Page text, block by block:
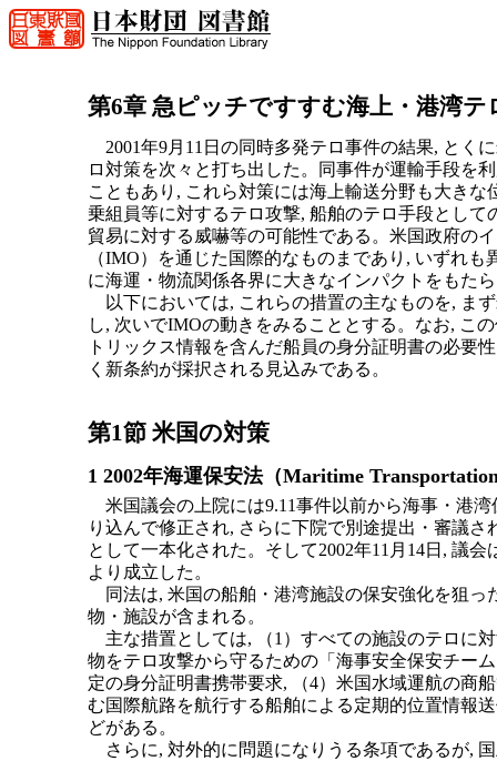
第6章 急ピッチですすむ海上・港湾テ
2001年9月11日の同時多発テロ事件の結果, とく
ロ対策を次々と打ち出した。同事件が運輸手段を
こともあり, これら対策には海上輸送分野も大き
乗組員等に対するテロ攻撃, 船舶のテロ手段とし
貿易に対する威嚇等の可能性である。米国政府の
（IMO）を通じた国際的なものまであり, いずれ
に海運・物流関係各界に大きなインパクトをもた
以下においては, これらの措置の主なものを, ま
し, 次いでIMOの動きをみることとする。なお, こ
トリックス情報を含んだ船員の身分証明書の必要
く新条約が採択される見込みである。
第1節 米国の対策
1 2002年海運保安法（Maritime
米国議会の上院には9.11事件以前から海事・港
り込んで修正され, さらに下院で別途提出・審議
として一本化された。そして2002年11月14日, 議
より成立した。
同法は, 米国の船舶・港湾施設の保安強化を狙っ
物・施設が含まれる。
主な措置としては, （1）すべての施設のテロに
物をテロ攻撃から守るための「海事安全保安チー
定の身分証明書携帯要求, （4）米国水域運航の商
む国際航路を航行する船舶による定期的位置情報
どがある。
さらに, 対外的に問題になりうる条項であるが,